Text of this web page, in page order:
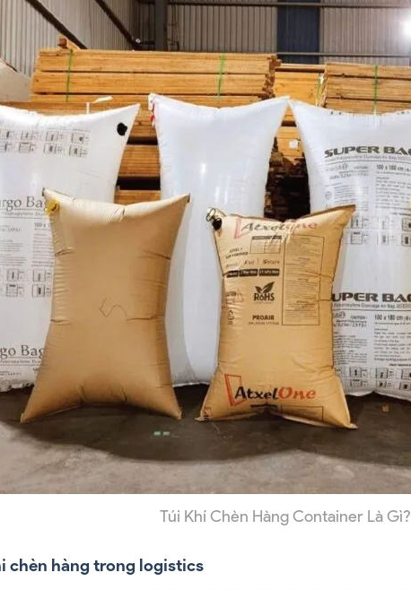
Túi Khí Chèn Hàng Container Là Gì?
chèn hàng trong logistics